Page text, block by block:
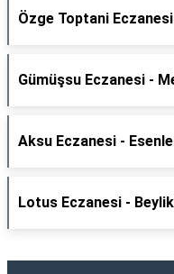
Özge Toptani
Gümüşsu Eczanesi -
Aksu Eczanesi -
Lotus Eczanesi -